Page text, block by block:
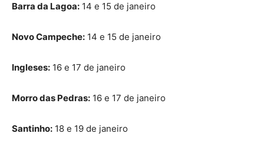
Barra da Lagoa: 14 e 15 de janeiro
Novo Campeche: 14 e 15 de janeiro
Ingleses: 16 e 17 de janeiro
Morro das Pedras: 16 e 17 de janeiro
Santinho: 18 e 19 de janeiro